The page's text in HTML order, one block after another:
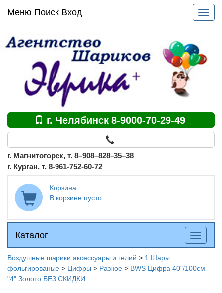
Основное
меню
по
Меню Поиск Вход
меню
г. Челябинск 8-9000-70-29-49
г. Магнитогорск, т. 8–908–828–35–38
г. Курган, т. 8-961-752-60-72
Корзина
В корзине пусто.
Каталог
Каталог
меню
Воздушные шарики аксессуары и гелий > 1 Шары
фольгированые > Цифры > Разное > BWS Цифра 40"/100см
"4" Золото БЕЗ СКИДКИ